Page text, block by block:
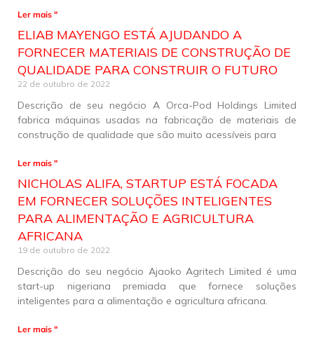
Ler mais "
ELIAB MAYENGO ESTÁ AJUDANDO A
FORNECER MATERIAIS DE CONSTRUÇÃO DE
QUALIDADE PARA CONSTRUIR O FUTURO
22 de outubro de 2022
Descrição de seu negócio A Orca-Pod Holdings Limited
fabrica máquinas usadas na fabricação de materiais de
construção de qualidade que são muito acessíveis para
Ler mais "
NICHOLAS ALIFA, STARTUP ESTÁ FOCADA
EM FORNECER SOLUÇÕES INTELIGENTES
PARA ALIMENTAÇÃO E AGRICULTURA
AFRICANA
19 de outubro de 2022
Descrição do seu negócio Ajaoko Agritech Limited é uma
start-up nigeriana premiada que fornece soluções
inteligentes para a alimentação e agricultura africana.
Ler mais "